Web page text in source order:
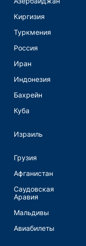
Киргизия
Туркмения
Россия
Иран
Индонезия
Бахрейн
Куба
Израиль
Грузия
Афганистан
Саудовская
Аравия
Мальдивы
Авиабилеты